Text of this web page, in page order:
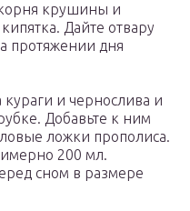
крушины и
Дайте отвару
протяжении дня
кураги и чернослива и
Добавьте к ним
ложки прополиса.
200 мл.
сном в размере